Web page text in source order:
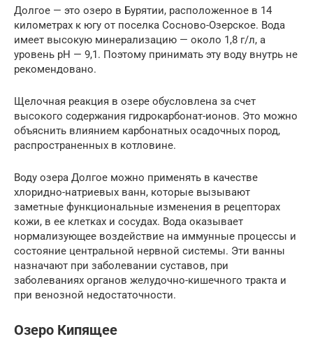
Долгое — это озеро в Бурятии, расположенное в 14
километрах к югу от поселка Сосново-Озерское. Вода
имеет высокую минерализацию — около 1,8 г/л, а
уровень рН — 9,1. Поэтому принимать эту воду внутрь не
рекомендовано.
Щелочная реакция в озере обусловлена за счет
высокого содержания гидрокарбонат-ионов. Это можно
объяснить влиянием карбонатных осадочных пород,
распространенных в котловине.
Воду озера Долгое можно применять в качестве
хлоридно-натриевых ванн, которые вызывают
заметные функциональные изменения в рецепторах
кожи, в ее клетках и сосудах. Вода оказывает
нормализующее воздействие на иммунные процессы и
состояние центральной нервной системы. Эти ванны
назначают при заболевании суставов, при
заболеваниях органов желудочно-кишечного тракта и
при венозной недостаточности.
Озеро Кипящее